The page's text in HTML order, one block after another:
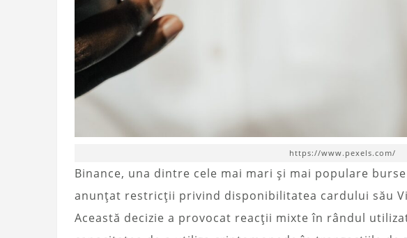
https://www.pexels.com/
Binance, una dintre cele mai mari și mai populare
anunțat restricții privind disponibilitatea cardului său
Această decizie a provocat reacții mixte în rândul